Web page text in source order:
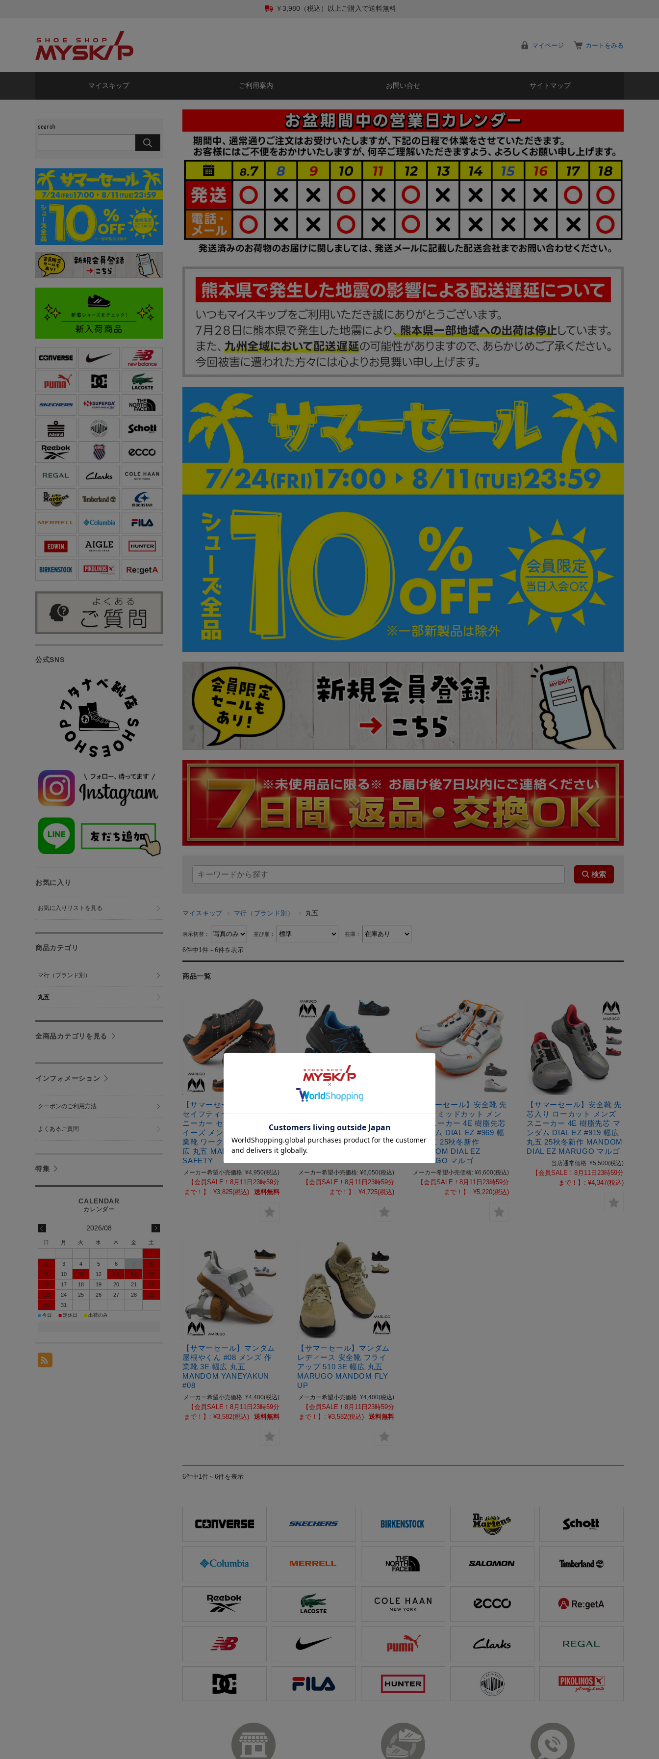
￥3,980（税込）以上ご購入で送料無料
マイページ カートをみる
マイスキップ ご利用案内 お問い合せ サイトマップ
マイスキップ マ行（ブランド別） 丸五
表示切替： 並び順： 在庫：
6件中1件～6件を表示
商品一覧
【サマーセール】マンダム
セイフティー #737 安全ス
ニーカー セイフティーシュ
イーズ メンズ 蒸れない 作
業靴 ワークシューズ 4E 幅
広 丸五 MANDOM
SAFETY
メーカー希望小売価格: ¥4,950(税込)
【会員SALE！8月11日23時59分
まで！】: ¥3,825(税込) 送料無料
【サマーセール】マンダム
セイフティーワイド #691
安全スニーカー セイフティ
ーシュイーズ メンズ 作業
靴 ワークシューズ 4E 幅広
丸五 MANDOM SAFETY
メーカー希望小売価格: ¥6,050(税込)
【会員SALE！8月11日23時59分
まで！】: ¥4,725(税込)
【サマーセール】安全靴 先
芯入り ミッドカット メン
ズ スニーカー 4E 樹脂先芯
マンダム DIAL EZ #969 幅
広 丸五 25秋冬新作
MANDOM DIAL EZ
MARUGO マルゴ
メーカー希望小売価格: ¥6,600(税込)
【会員SALE！8月11日23時59分
まで！】: ¥5,220(税込)
【サマーセール】安全靴 先
芯入り ローカット メンズ
スニーカー 4E 樹脂先芯 マ
ンダム DIAL EZ #919 幅広
丸五 25秋冬新作 MANDOM
DIAL EZ MARUGO マルゴ
当店通常価格: ¥5,500(税込)
【会員SALE！8月11日23時59分
まで！】: ¥4,347(税込)
【サマーセール】マンダム
屋根やくん #08 メンズ 作
業靴 3E 幅広 丸五
MANDOM YANEYAKUN
#08
メーカー希望小売価格: ¥4,400(税込)
【会員SALE！8月11日23時59分
まで！】: ¥3,582(税込) 送料無料
【サマーセール】マンダム
レディース 安全靴 フライ
アップ 510 3E 幅広 丸五
MARUGO MANDOM FLY
UP
メーカー希望小売価格: ¥4,400(税込)
【会員SALE！8月11日23時59分
まで！】: ¥3,582(税込) 送料無料
6件中1件～6件を表示
公式SNS
お気に入り
お気に入りリストを見る
商品カテゴリ
マ行（ブランド別）
丸五
全商品カテゴリを見る
インフォメーション
クーポンのご利用方法
よくあるご質問
特集
2026/08
日 月 火 水 木 金
土
1
2
3 4 5 6 7
8
9
10 11 12 13 14
15
16
17 18 19 20 21
22
23
24 25 26 27 28
29
30
31
■今日 ■ 定休日 ■出荷のみ